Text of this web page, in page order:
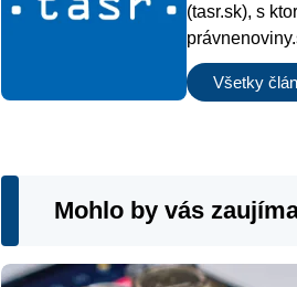
(tasr.sk), s
verných
Všetky
Mohlo by vás